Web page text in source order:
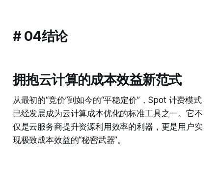
# 04结论
拥抱云计算的成本效益新范式
从最初的“竞价”到如今的“平稳定价”，Spot 计费模式
已经发展成为云计算成本优化的标准工具之一。它不
仅是云服务商提升资源利用效率的利器，更是用户实
现极致成本效益的“秘密武器”。